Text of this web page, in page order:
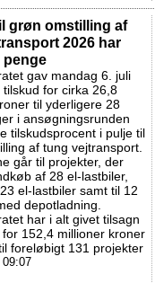
grøn omstilling af
2026 har
penge
gav mandag 6. juli
tilskud for cirka 26,8
til yderligere 28
i ansøgningsrunden
tilskudsprocent i pulje til
af tung vejtransport.
går til projekter, der
af 28 el-lastbiler,
el-lastbiler samt til 12
depotladning.
har i alt givet tilsagn
152,4 millioner kroner
foreløbigt 131 projekter
09:07